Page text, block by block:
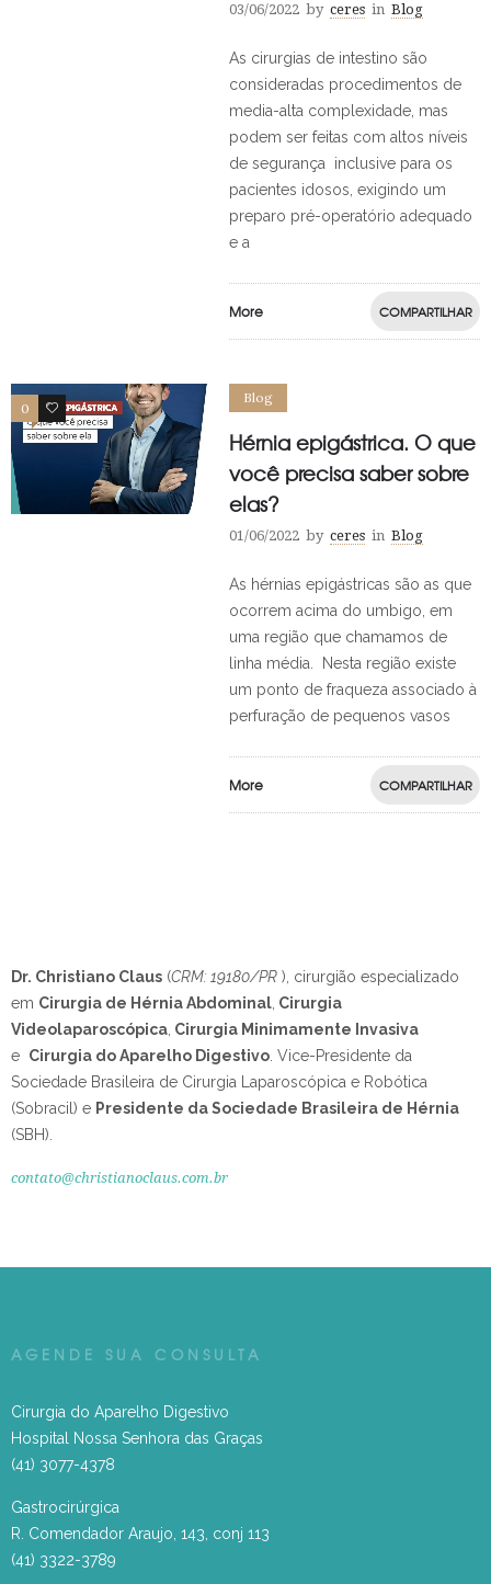
03/06/2022 by ceres in Blog
As cirurgias de intestino são
consideradas procedimentos de
media-alta complexidade, mas
podem ser feitas com altos níveis
de segurança inclusive para os
pacientes idosos, exigindo um
preparo pré-operatório adequado
e a
More COMPARTILHAR
0 0
Blog
Hérnia epigástrica. O que
você precisa saber sobre
elas?
01/06/2022 by ceres in Blog
As hérnias epigástricas são as que
ocorrem acima do umbigo, em
uma região que chamamos de
linha média. Nesta região existe
um ponto de fraqueza associado à
perfuração de pequenos vasos
More COMPARTILHAR
Dr. Christiano Claus (CRM: 19180/PR ), cirurgião especializado
em Cirurgia de Hérnia Abdominal Cirurgia
Videolaparoscópica Cirurgia Minimamente Invasiva
e Cirurgia do Aparelho Digestivo Vice-Presidente da
Sociedade Brasileira de Cirurgia Laparoscópica e Robótica
(Sobracil) e Presidente da Sociedade Brasileira de Hérnia
(SBH).
contato@christianoclaus.com.br
AGENDE SUA CONSULTA
Cirurgia do Aparelho Digestivo
Hospital Nossa Senhora das Graças
(41) 3077-4378
Gastrocirúrgica
R. Comendador Araujo, 143, conj 113
(41) 3322-3789